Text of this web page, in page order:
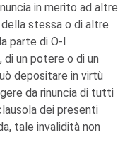
in merito ad altre
stessa o di altre
parte di O-I
un potere o di un
depositare in virtù
da rinuncia di tutti
dei presenti
tale invalidità non